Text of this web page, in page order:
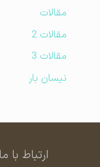
مقالات
مقالات 2
مقالات 3
نیسان بار
ارتباط با ما